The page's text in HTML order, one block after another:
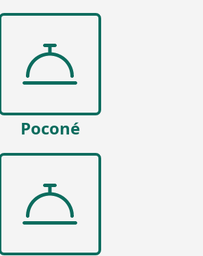
Poconé